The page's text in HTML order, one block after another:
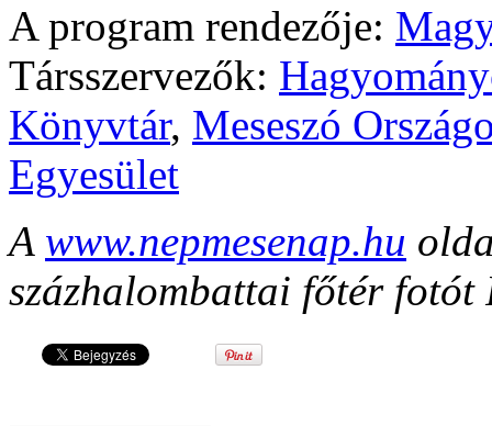
A program rendezője:
Társszervezők:
Könyvtár, Meseszó
Egyesület
A www.nepmesenap.hu
százhalombattai főtér fotót